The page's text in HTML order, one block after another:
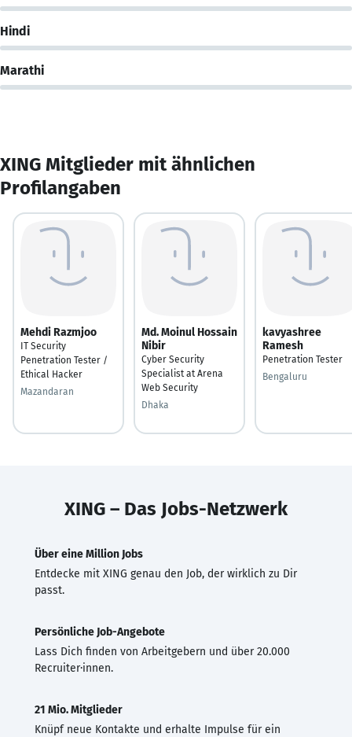
Hindi
Marathi
XING Mitglieder mit ähnlichen
Profilangaben
Mehdi Razmjoo
IT Security
Penetration Tester /
Ethical Hacker
Mazandaran
Md. Moinul Hossain
Nibir
Cyber Security
Specialist at Arena
Web Security
Dhaka
kavyashree
Ramesh
Penetration Tester
Bengaluru
XING – Das Jobs-Netzwerk
Über eine Million Jobs
Entdecke mit XING genau den Job, der wirklich zu Dir
passt.
Persönliche Job-Angebote
Lass Dich finden von Arbeitgebern und über 20.000
Recruiter·innen.
21 Mio. Mitglieder
Knüpf neue Kontakte und erhalte Impulse für ein